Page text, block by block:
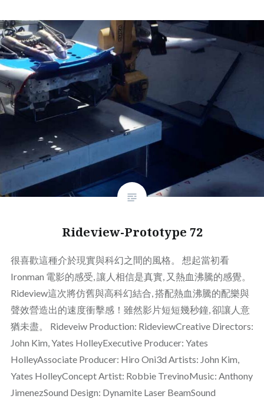
Rideview-Prototype 72
很喜歡這種介於現實與科幻之間的風格。 想起當初看
Ironman 電影的感受, 讓人相信是真實, 又熱血沸騰的感覺。
Rideview這次將仿舊與高科幻結合, 搭配熱血沸騰的配樂與
聲效營造出的速度衝擊感！雖然影片短短幾秒鐘, 卻讓人意
猶未盡。 Rideveiw Production: RideviewCreative Directors:
John Kim, Yates HolleyExecutive Producer: Yates
HolleyAssociate Producer: Hiro Oni3d Artists: John Kim,
Yates HolleyConcept Artist: Robbie TrevinoMusic: Anthony
JimenezSound Design: Dynamite Laser BeamSound